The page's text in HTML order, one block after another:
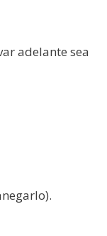
adelante sea